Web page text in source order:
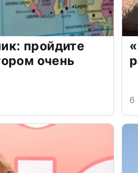
пройдите
очень
6